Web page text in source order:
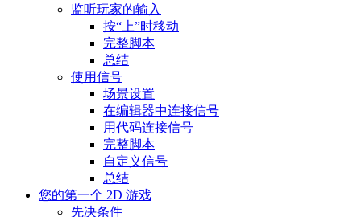
监听玩家的输入
按“上”时移动
完整脚本
总结
使用信号
场景设置
在编辑器中连接信号
用代码连接信号
完整脚本
自定义信号
总结
您的第一个 2D 游戏
先决条件